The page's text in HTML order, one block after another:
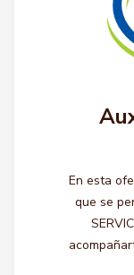
En esta
que se